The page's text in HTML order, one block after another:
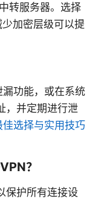
转服务器。选择
加密层级可以提
功能，或在系统
，并定期进行泄
选择与实用技巧
？
保护所有连接设